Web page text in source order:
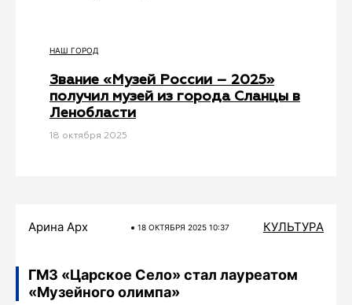
НАШ ГОРОД
Звание «Музей России – 2025»
получил музей из города Сланцы в
Ленобласти
18 октября 2025
Арина Арх 18 ОКТЯБРЯ 2025 10:37 КУЛЬТУРА
ГМЗ «Царское Село» стал лауреатом
«Музейного олимпа»